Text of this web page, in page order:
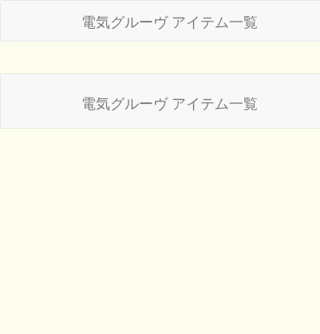
電気グルーヴ アイテム一覧
電気グルーヴ アイテム一覧